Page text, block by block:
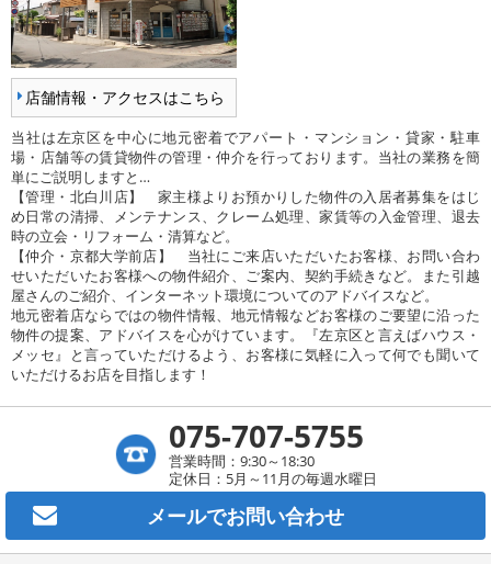
店舗情報・アクセスはこちら
当社は左京区を中心に地元密着でアパート・マンション・貸家・駐車
場・店舗等の賃貸物件の管理・仲介を行っております。当社の業務を簡
単にご説明しますと…
【管理・北白川店】 家主様よりお預かりした物件の入居者募集をはじ
め日常の清掃、メンテナンス、クレーム処理、家賃等の入金管理、退去
時の立会・リフォーム・清算など。
【仲介・京都大学前店】 当社にご来店いただいたお客様、お問い合わ
せいただいたお客様への物件紹介、ご案内、契約手続きなど。また引越
屋さんのご紹介、インターネット環境についてのアドバイスなど。
地元密着店ならではの物件情報、地元情報などお客様のご要望に沿った
物件の提案、アドバイスを心がけています。『左京区と言えばハウス・
メッセ』と言っていただけるよう、お客様に気軽に入って何でも聞いて
いただけるお店を目指します！
075-707-5755
営業時間：9:30～18:30
定休日：5月～11月の毎週水曜日
メールでお問い合わせ